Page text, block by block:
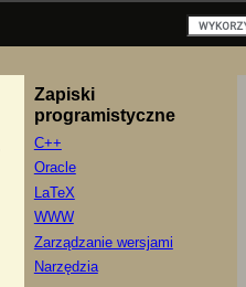
Zapiski
programistyczne
C++
Oracle
LaTeX
WWW
Zarządzanie wersjami
Narzędzia